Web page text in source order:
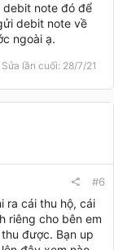
debit note đó để
debit note về
ngoài ạ.
Sửa lần cuối: 28/7/21
#6
ra cái thu hộ, cái
riêng cho bên em
được. Bạn up